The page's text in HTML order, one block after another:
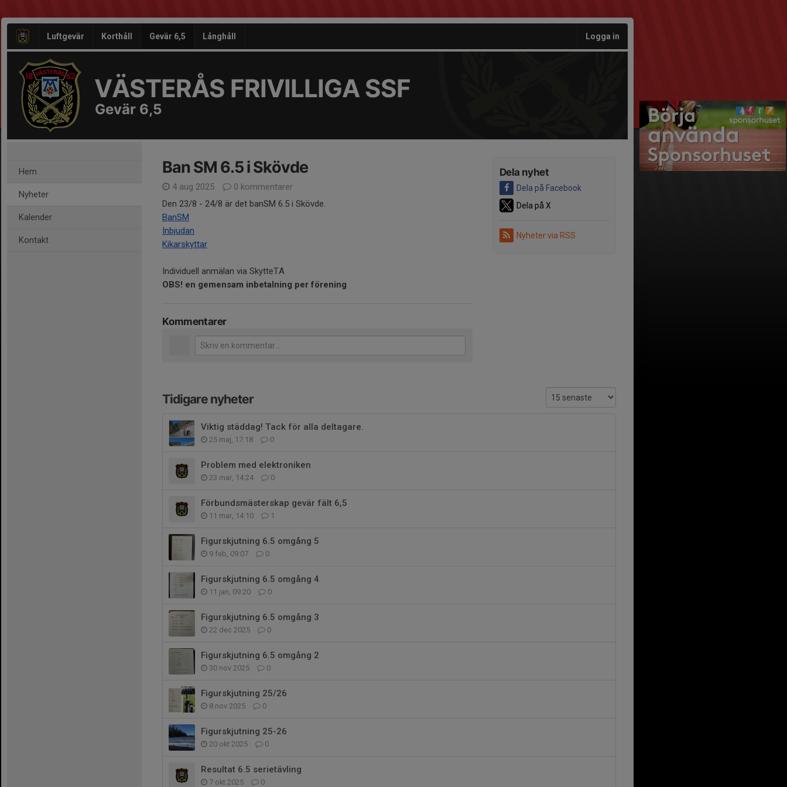
Luftgevär Korthåll Gevär 6,5 Långhåll Logga in
VÄSTERÅS FRIVILLIGA SSF
Gevär 6,5
Hem
Nyheter
Kalender
Kontakt
Dela nyhet
Dela på Facebook
Dela på X
Nyheter via RSS
Ban SM 6.5 i Skövde
4 aug 2025
0 kommentarer
Den 23/8 - 24/8 är det banSM 6.5 i Skövde.
BanSM
Inbjudan
Kikarskyttar
Individuell anmälan via SkytteTA
OBS! en gemensam inbetalning per förening
Kommentarer
Tidigare nyheter
Viktig städdag! Tack för alla deltagare.
25 maj, 17:18 0
Problem med elektroniken
23 mar, 14:24 0
Förbundsmästerskap gevär fält 6,5
11 mar, 14:10 1
Figurskjutning 6.5 omgång 5
9 feb, 09:07 0
Figurskjutning 6.5 omgång 4
11 jan, 09:20 0
Figurskjutning 6.5 omgång 3
22 dec 2025 0
Figurskjutning 6.5 omgång 2
30 nov 2025 0
Figurskjutning 25/26
8 nov 2025 0
Figurskjutning 25-26
20 okt 2025 0
Resultat 6.5 serietävling
7 okt 2025 0